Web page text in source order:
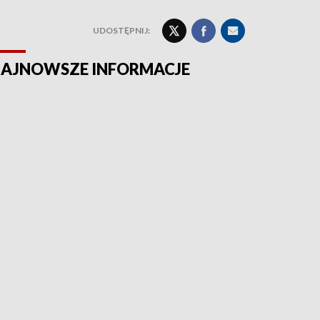
UDOSTĘPNIJ:
INFORMACJE